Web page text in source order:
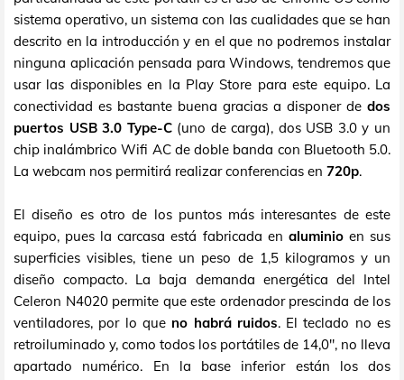
sistema operativo, un sistema con las cualidades que se han
descrito en la introducción y en el que no podremos instalar
ninguna aplicación pensada para Windows, tendremos que
usar las disponibles en la Play Store para este equipo. La
conectividad es bastante buena gracias a disponer de dos
puertos USB 3.0 Type-C(uno de carga), dos USB 3.0 y un
chip inalámbrico Wifi AC de doble banda con Bluetooth 5.0.
La webcam nos permitirá realizar conferencias en 720p.
El diseño es otro de los puntos más interesantes de este
equipo, pues la carcasa está fabricada en aluminioen sus
superficies visibles, tiene un peso de 1,5 kilogramos y un
diseño compacto. La baja demanda energética del Intel
Celeron N4020 permite que este ordenador prescinda de los
ventiladores, por lo que no habrá ruidos. El teclado no es
retroiluminado y, como todos los portátiles de 14,0", no lleva
apartado numérico. En la base inferior están los dos